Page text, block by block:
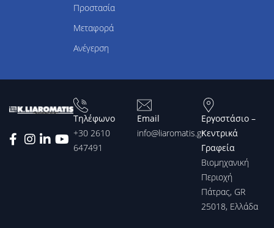
Προστασία
Μεταφορά
Ανέγερση
Τηλέφωνο
+30 2610
647491
Email
info@liaromatis.gr
Εργοστάσιο –
Κεντρικά
Γραφεία
Βιομηχανική
Περιοχή
Πάτρας, GR
25018, Ελλάδα